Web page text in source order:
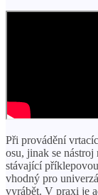
Při provádění
osu, jinak se
stávající
vhodný pro
vyrábět. V praxi je